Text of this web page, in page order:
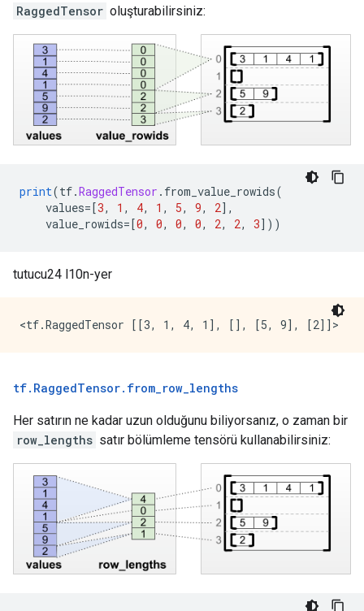
RaggedTensor oluşturabilirsiniz:
print(tf.RaggedTensor . from_value_rowids(
values=[3, 1 , 4, 1 , 5, 9, 2],
value_rowids=[0, 0, 0, 0, 2, 2, 3]))
tutucu24 l10n-yer
tf. RaggedTensor. from_row_lengths
Her satırın ne kadar uzun olduğunu biliyorsanız, o zaman bir
row_lengths satır bölümleme tensörü kullanabilirsiniz: